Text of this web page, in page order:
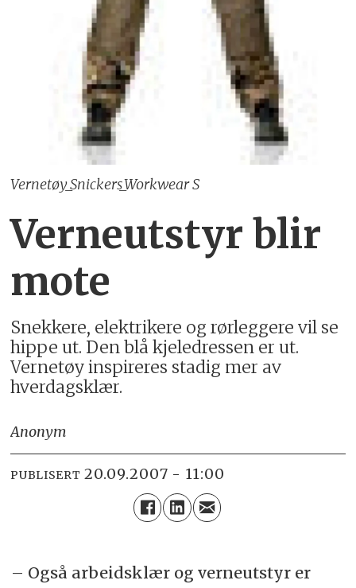
Vernetøy_Snickers_Workwear S
Verneutstyr blir
mote
Snekkere, elektrikere og rørleggere vil se
hippe ut. Den blå kjeledressen er ut.
Vernetøy inspireres stadig mer av
hverdagsklær.
Anonym
PUBLISERT 20.09.2007 - 11:00
– Også arbeidsklær og verneutstyr er